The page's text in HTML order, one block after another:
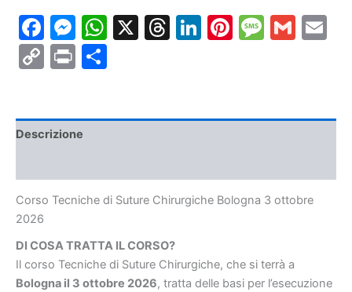
Bologna
3
ottobre
2026
Facebook
Messenger
WhatsApp
X Threads
LinkedIn
Pinterest
Copy
Print
Descrizione
Corso Tecniche di Suture Chirurgiche Bologna 3 ottobre
2026
DI COSA TRATTA IL CORSO?
Il corso Tecniche di Suture Chirurgiche, che si terrà a
Bologna il 3 ottobre 2026, tratta delle basi per l’esecuzione